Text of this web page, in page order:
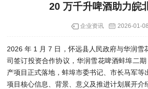
20 万千升啤酒助力皖
企业资讯 2026-01-08
2026 年 1 月 7 日，怀远县人民政府与华润雪
司签订投资合作协议，华润雪花啤酒蚌埠二
产项目正式落地，蚌埠市委书记、市长马军等
项目核心信息、背景、意义及推进计划展开介